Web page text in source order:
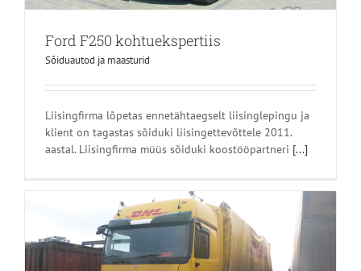
Ford F250 kohtuekspertiis
Sõiduautod ja maasturid
Liisingfirma lõpetas ennetähtaegselt liisinglepingu ja
klient on tagastas sõiduki liisingettevõttele 2011.
aastal. Liisingfirma müüs sõiduki koostööpartneri [...]